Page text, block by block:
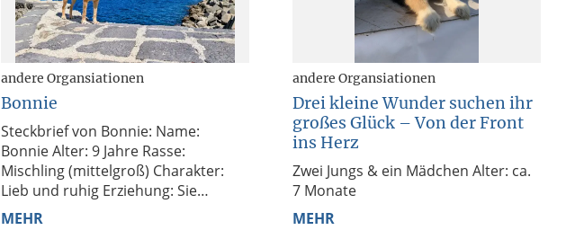
andere Organsiationen
Bonnie
Steckbrief von Bonnie: Name:
Bonnie Alter: 9 Jahre Rasse:
Mischling (mittelgroß) Charakter:
Lieb und ruhig Erziehung: Sie
beherrscht die Grundkommandos,
MEHR
andere Organsiationen
Drei kleine Wunder suchen ihr
großes Glück – Von der Front
ins Herz
​Zwei Jungs & ein Mädchen ​Alter: ca.
7 Monate
MEHR